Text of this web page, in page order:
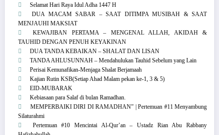
Selamat Hari Raya Idul Adha 1447 H
DUA MACAM SABAR – SAAT DITIMPA MUSIBAH & SAAT
MENJAUHI MAKSIAT
KEWAJIBAN PERTAMA – MENGENAL ALLAH, AKIDAH &
TAUHID DENGAN PENUH KEYAKINAN
DUA TANDA KEBAIKAN – SHALAT DAN LISAN
TANDA AHLUSUNNAH – Mendahulukan Tauhid Sebelum yang Lain
Perisai Kemunafikan-Menjaga Shalat Berjamaah
Kajian Rutin KSB(Setiap Ahad Malam pekan ke-1, 3 & 5)
EID-MUBARAK
Kebiasaan para Salaf di bulan Ramadhan.
MEMPERBAIKI DIRI DI RAMADHAN” | Pertemuan #11 Menyambung
Silaturahmi
Pertemuan #10 Mencintai Al-Qur’an – Ustadz Rian Abu Rabbany